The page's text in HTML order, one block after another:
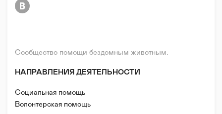
Сообщество помощи бездомным животным.
НАПРАВЛЕНИЯ ДЕЯТЕЛЬНОСТИ
Социальная помощь
Волонтерская помощь